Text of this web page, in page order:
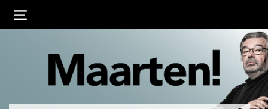
Ingelogd blijven